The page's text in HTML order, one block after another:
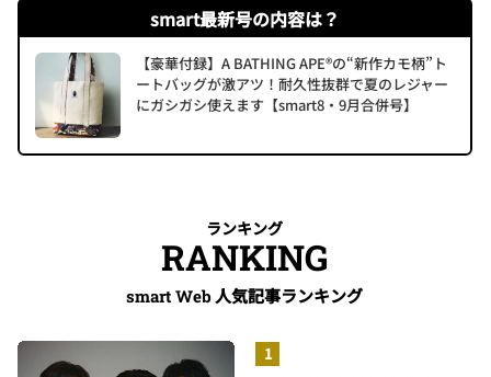
smart最新号の内容は？
【豪華付録】A BATHING APE®の“新作カモ柄”ト
ートバッグが激アツ！耐久性抜群で夏のレジャー
にガシガシ使えます【smart8・9月合併号】
ランキング
RANKING
smart Web 人気記事ランキング